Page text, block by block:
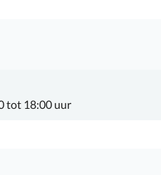
tot 18:00 uur